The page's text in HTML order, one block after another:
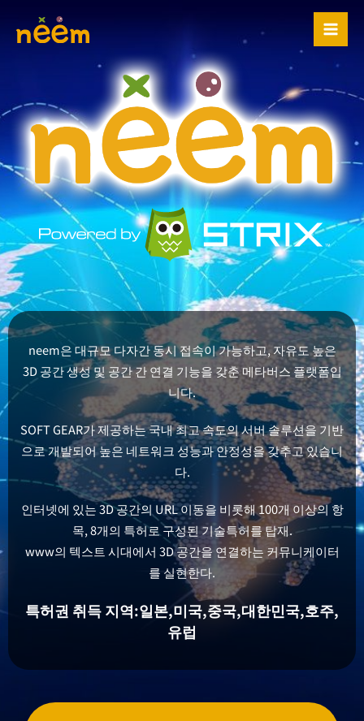
너
neem은 대규모 다자간 동시 접속이 가능하고, 자유도 높은
3D 공간 생성 및 공간 간 연결 기능을 갖춘 메타버스 플랫폼입
니다.
SOFT GEAR가 제공하는 국내 최고 속도의 서버 솔루션을 기반
으로 개발되어 높은 네트워크 성능과 안정성을 갖추고 있습니
다.
인터넷에 있는 3D 공간의 URL 이동을 비롯해 100개 이상의 항
목, 8개의 특허로 구성된 기술특허를 탑재.
www의 텍스트 시대에서 3D 공간을 연결하는 커뮤니케이터
를 실현한다.
특허권 취득 지역:일본,미국,중국,대한민국,호주,
유럽